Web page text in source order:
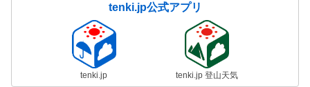
tenki.jp公式アプリ
tenki.jp tenki.jp 登山天気